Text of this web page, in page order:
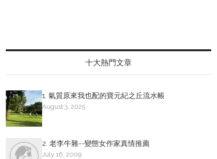
十大熱門文章
1. 氣質原來我也配的寶元紀之丘流水帳
August 3, 2025
2. 老李牛雜--變態女作家真情推薦
July 16, 2009